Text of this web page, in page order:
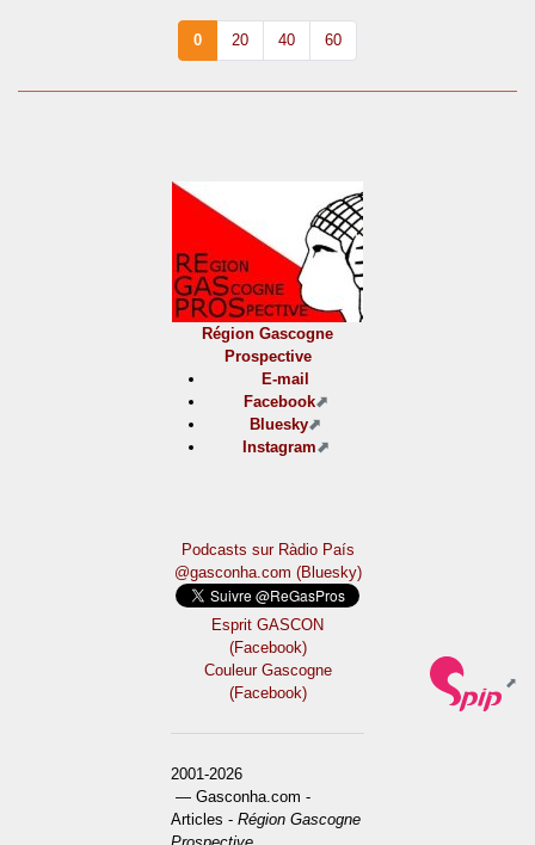
0 20 40 60
Région Gascogne
Prospective
E-mail
Facebook
Bluesky
Instagram
Podcasts sur Ràdio País
@gasconha.com (Bluesky)
Esprit GASCON
(Facebook)
Couleur Gascogne
(Facebook)
2001-2026
— Gasconha.com -
Articles -Région Gascogne